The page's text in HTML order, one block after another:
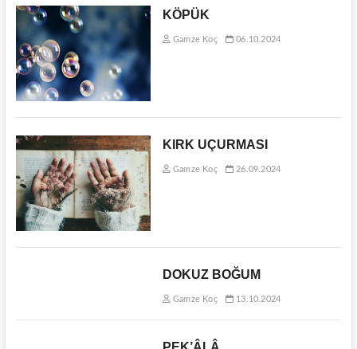
KÖPÜK
Gamze Koç 06.10.2024
KIRK UÇURMASI
Gamze Koç 26.09.2024
DOKUZ BOĞUM
Gamze Koç 13.10.2024